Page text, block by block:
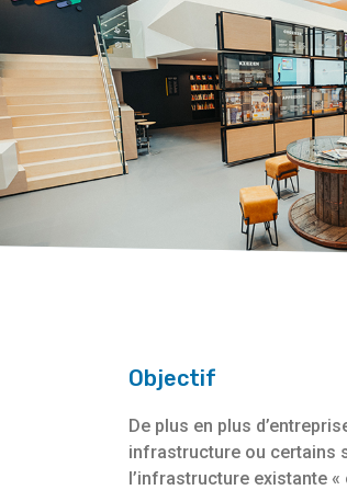
Objectif
De plus en plus
infrastructure ou certains
l’infrastructure existante